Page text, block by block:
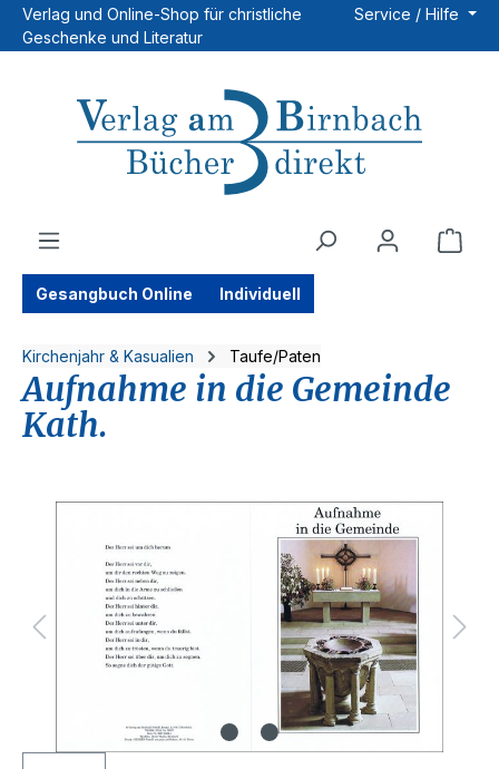
Zum Hauptinhalt springen
Verlag und Online-Shop für christliche
Geschenke und Literatur
Service / Hilfe
Gesangbuch Online Individuell
Kirchenjahr & Kasualien Taufe/Paten
Aufnahme in die Gemeinde
Kath.